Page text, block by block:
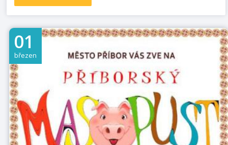
01
březen